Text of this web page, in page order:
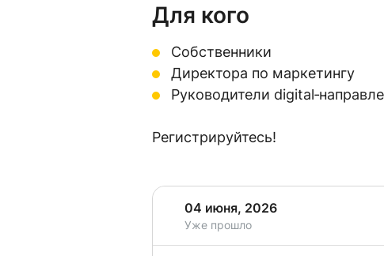
Для кого
Собственники
Директора по маркетингу
Руководители
Регистрируйтесь!
04 июня, 2026
Уже прошло